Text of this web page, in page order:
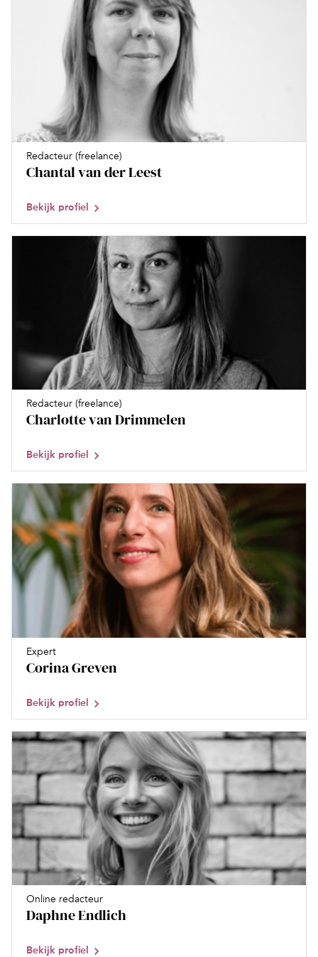
Redacteur (freelance)
Chantal van der Leest
Bekijk profiel
Redacteur (freelance)
Charlotte van Drimmelen
Bekijk profiel
Expert
Corina Greven
Bekijk profiel
Online redacteur
Daphne Endlich
Bekijk profiel